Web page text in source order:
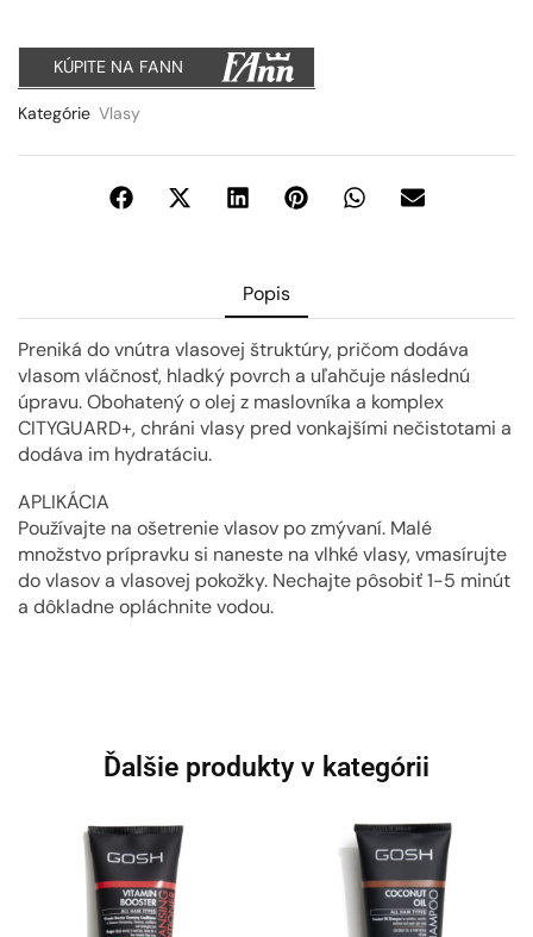
KÚPITE NA FANN
Kategórie Vlasy
Popis
Preniká do vnútra vlasovej štruktúry, pričom dodáva
vlasom vláčnosť, hladký povrch a uľahčuje následnú
úpravu. Obohatený o olej z maslovníka a komplex
CITYGUARD+, chráni vlasy pred vonkajšími nečistotami a
dodáva im hydratáciu.
APLIKÁCIA
Používajte na ošetrenie vlasov po zmývaní. Malé
množstvo prípravku si naneste na vlhké vlasy, vmasírujte
do vlasov a vlasovej pokožky. Nechajte pôsobiť 1-5 minút
a dôkladne opláchnite vodou.
Ďalšie produkty v kategórii